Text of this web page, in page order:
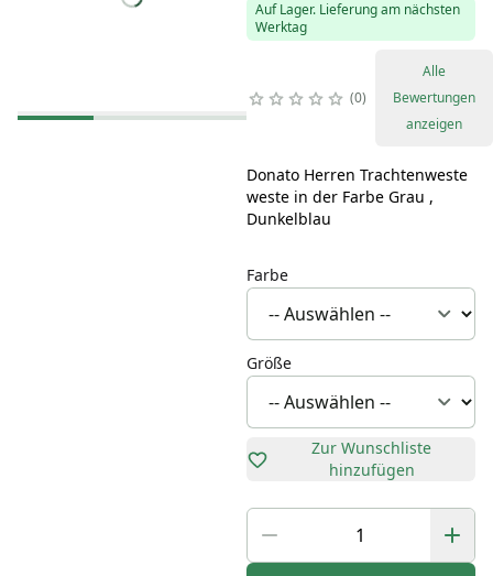
Auf Lager. Lieferung am nächsten
Werktag
0
Alle
Bewertungen
anzeigen
Donato Herren Trachtenweste
weste in der Farbe Grau ,
Dunkelblau
Farbe
Größe
Zur Wunschliste
hinzufügen